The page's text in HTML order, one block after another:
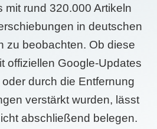
mit rund 320.000 Artikeln
in deutschen
zu beobachten. Ob diese
offiziellen Google-Updates
durch die Entfernung
verstärkt wurden, lässt
abschließend belegen.